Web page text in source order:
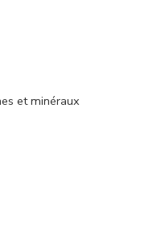
et minéraux